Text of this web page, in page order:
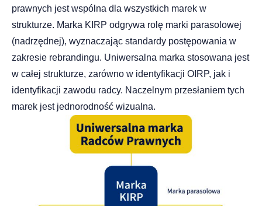
prawnych jest wspólna dla wszystkich marek w
strukturze. Marka KIRP odgrywa rolę marki parasolowej
(nadrzędnej), wyznaczając standardy postępowania w
zakresie rebrandingu. Uniwersalna marka stosowana jest
w całej strukturze, zarówno w identyfikacji OIRP, jak i
identyfikacji zawodu radcy. Naczelnym przesłaniem tych
marek jest jednorodność wizualna.